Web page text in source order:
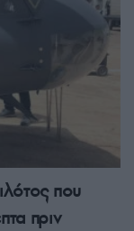
που
πριν